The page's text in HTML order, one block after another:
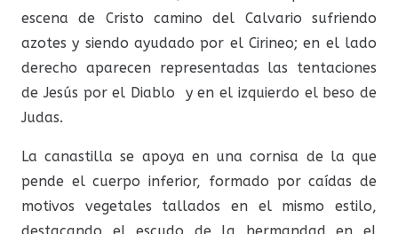
escena de Cristo camino del Calvario sufriendo
azotes y siendo ayudado por el Cirineo; en el lado
derecho aparecen representadas las tentaciones
de Jesús por el Diablo y en el izquierdo el beso de
Judas.
La canastilla se apoya en una cornisa de la que
pende el cuerpo inferior, formado por caídas de
motivos vegetales tallados en el mismo estilo,